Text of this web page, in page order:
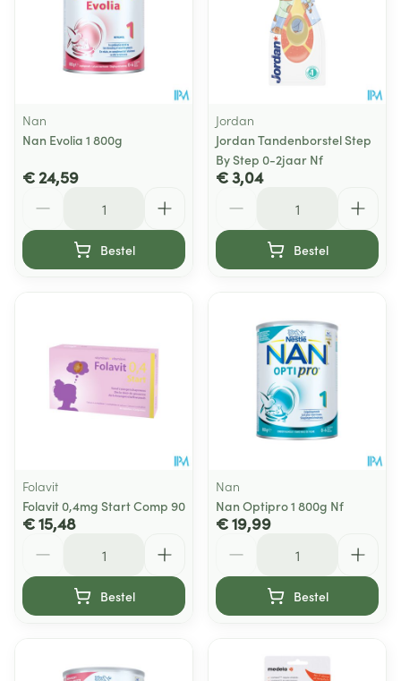
Nan
Nan Evolia 1 800g
€ 24,59
Bestel
Jordan
Jordan Tandenborstel Step
By Step 0-2jaar Nf
€ 3,04
Bestel
Folavit
Folavit 0,4mg Start Comp 90
€ 15,48
Bestel
Nan
Nan Optipro 1 800g Nf
€ 19,99
Bestel